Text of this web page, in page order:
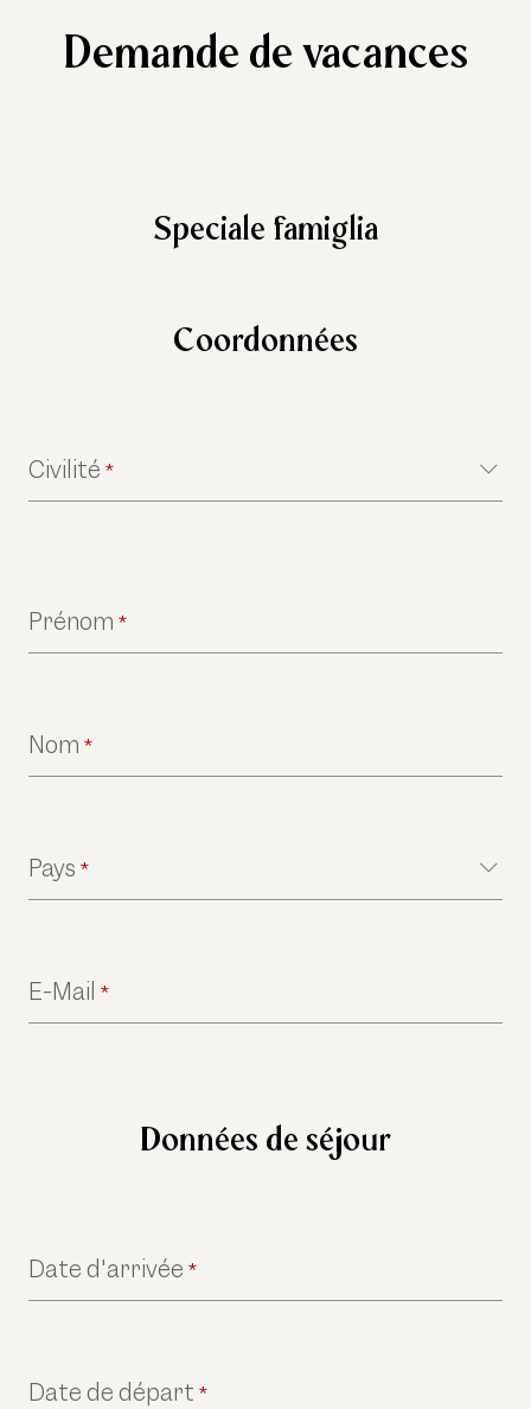
Demande de vacances
Speciale famiglia
Coordonnées
Civilité *
Prénom *
Nom *
Pays *
E-Mail *
Données de séjour
Date d'arrivée *
Date de départ *